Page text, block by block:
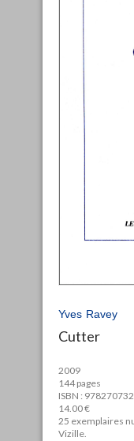
Yves Ravey
Cutter
2009
144 pages
ISBN :
14.00 €
25 exemplaires
Vizille.